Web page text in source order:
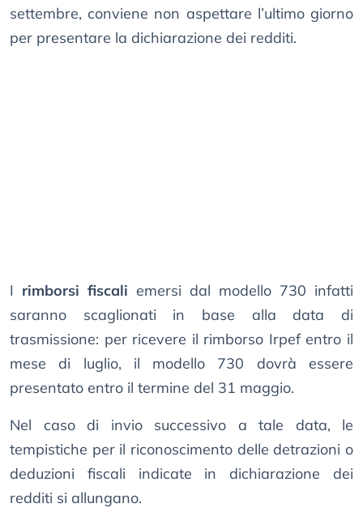
settembre, conviene non aspettare l’ultimo giorno
per presentare la dichiarazione dei redditi.
I rimborsi fiscali emersi dal modello 730 infatti
saranno scaglionati in base alla data di
trasmissione: per ricevere il rimborso Irpef entro il
mese di luglio, il modello 730 dovrà essere
presentato entro il termine del 31 maggio.
Nel caso di invio successivo a tale data, le
tempistiche per il riconoscimento delle detrazioni o
deduzioni fiscali indicate in dichiarazione dei
redditi si allungano.